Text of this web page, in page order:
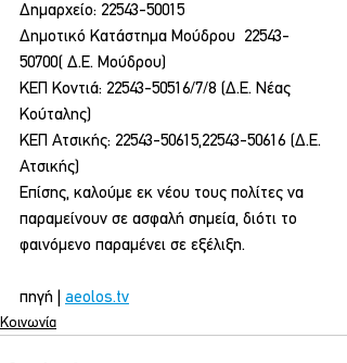
Δημαρχείο: 22543-50015
Δημοτικό Κατάστημα Μούδρου  22543-
50700( Δ.Ε. Μούδρου)
ΚΕΠ Κοντιά: 22543-50516/7/8 (Δ.Ε. Νέας
Κούταλης)
ΚΕΠ Ατσικής: 22543-50615,22543-50616 (Δ.Ε.
Ατσικής)
Επίσης, καλούμε εκ νέου τους πολίτες να
παραμείνουν σε ασφαλή σημεία, διότι το
φαινόμενο παραμένει σε εξέλιξη.
πηγή | aeolos.tv
Κοινωνία